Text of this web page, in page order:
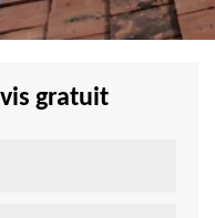
gratuit